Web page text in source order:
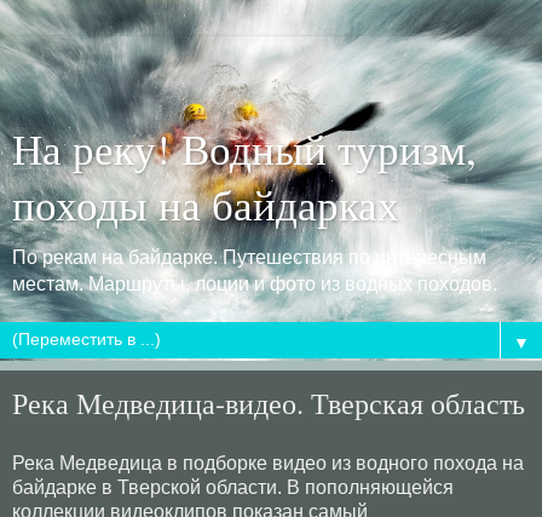
На реку! Водный туризм,
походы на байдарках
По рекам на байдарке. Путешествия по интересным
местам. Маршруты, лоции и фото из водных походов.
▼
Река Медведица-видео. Тверская область
Река Медведица в подборке видео из водного похода на
байдарке в Тверской области. В пополняющейся
коллекции видеоклипов показан самый